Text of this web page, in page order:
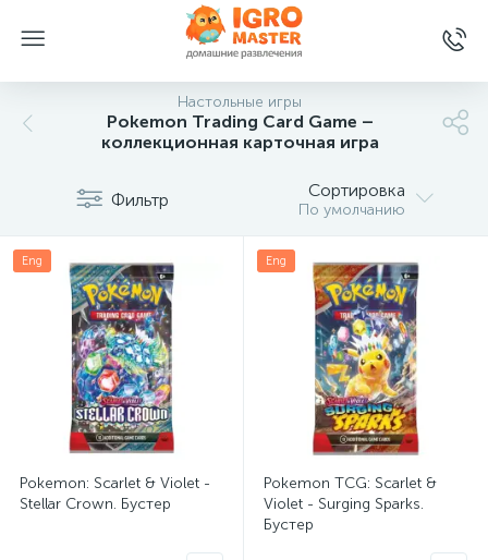
Настольные игры
Pokemon Trading Card Game –
коллекционная карточная игра
Фильтр Сортировка
По умолчанию
Eng
Pokemon: Scarlet & Violet -
Stellar Crown. Бустер
Eng
Pokemon TCG: Scarlet &
Violet - Surging Sparks.
Бустер